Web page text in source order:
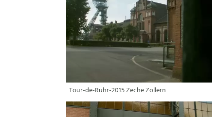
Tour-de-Ruhr-2015 Zeche Zollern